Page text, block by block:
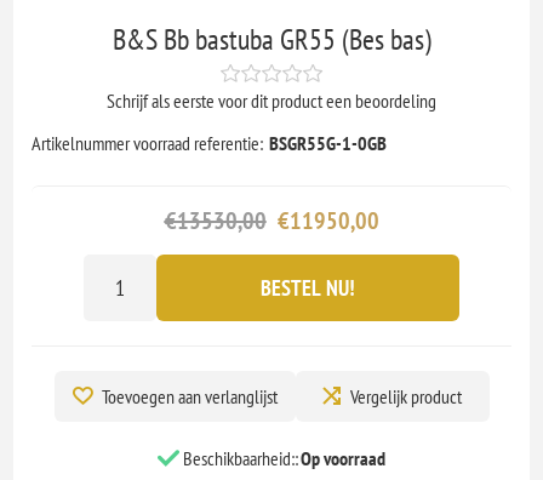
B&S Bb bastuba GR55 (Bes bas)
Schrijf als eerste voor dit product een beoordeling
Artikelnummer voorraad referentie: BSGR55G-1-0GB
€13530,00 €11950,00
BESTEL NU!
Toevoegen aan verlanglijst Vergelijk product
Beschikbaarheid::Op voorraad